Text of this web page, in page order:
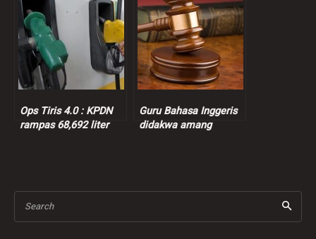
Ops Tiris 4.0 : KPDN
rampas 68,692 liter
Guru Bahasa Inggeris
didakwa amang
Search